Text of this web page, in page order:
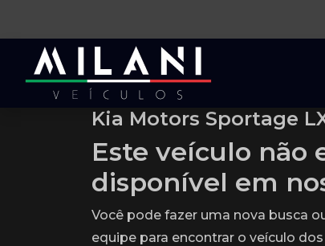
Kia Motors Sportage
Este veículo não
disponível em
Você pode fazer uma nova busca
equipe para encontrar o veículo